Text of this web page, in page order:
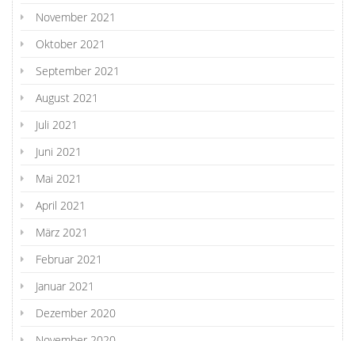
November 2021
Oktober 2021
September 2021
August 2021
Juli 2021
Juni 2021
Mai 2021
April 2021
März 2021
Februar 2021
Januar 2021
Dezember 2020